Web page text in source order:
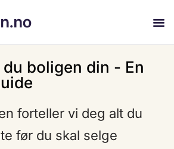
boligen din - En
forteller vi deg alt du
før du skal selge